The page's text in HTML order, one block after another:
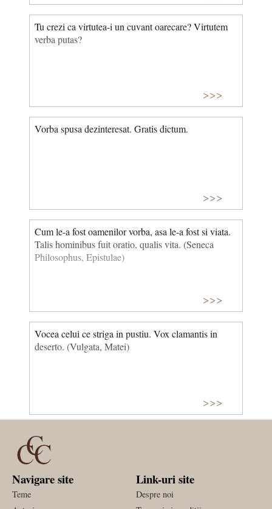
Tu crezi ca virtutea-i un cuvant oarecare? Virtutem
verba putas?
>>>
Vorba spusa dezinteresat. Gratis dictum.
>>>
Cum le-a fost oamenilor vorba, asa le-a fost si viata.
Talis hominibus fuit oratio, qualis vita. (Seneca
Philosophus, Epistulae)
>>>
Vocea celui ce striga in pustiu. Vox clamantis in
deserto. (Vulgata, Matei)
>>>
Navigare site
Teme
Link-uri site
Despre noi